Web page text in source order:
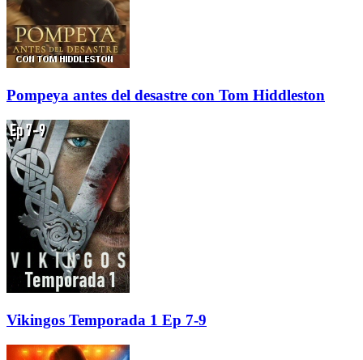
Pompeya antes del desastre con Tom Hiddleston
Vikingos Temporada 1 Ep 7-9